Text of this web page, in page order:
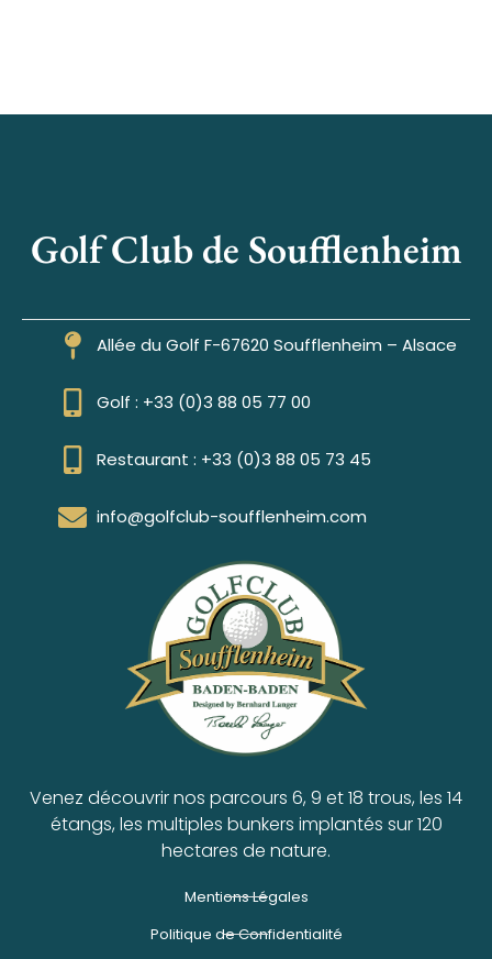
Golf Club de Soufflenheim
Allée du Golf F-67620 Soufflenheim – Alsace
Golf : +33 (0)3 88 05 77 00
Restaurant : +33 (0)3 88 05 73 45
info@golfclub-soufflenheim.com
Venez découvrir nos parcours 6, 9 et 18 trous, les 14
étangs, les multiples bunkers implantés sur 120
hectares de nature.
Mentions Légales
Politique de Confidentialité